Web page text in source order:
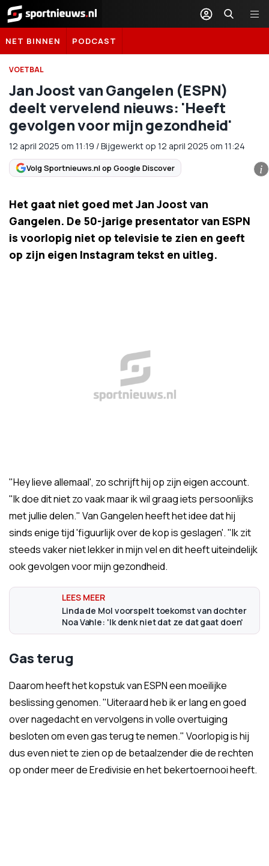
Sportnieuws.nl
NET BINNEN PODCAST
VOETBAL
Jan Joost van Gangelen (ESPN)
deelt vervelend nieuws: 'Heeft
gevolgen voor mijn gezondheid'
12 april 2025 om 11:19 /Bijgewerkt op 12 april 2025 om 11:24
Volg Sportnieuws.nl op Google Discover i
Het gaat niet goed met Jan Joost van
Gangelen. De 50-jarige presentator van ESPN
is voorlopig niet op televisie te zien en geeft
op zijn eigen Instagram tekst en uitleg.
"Hey lieve allemaal', zo schrijft hij op zijn eigen account.
"Ik doe dit niet zo vaak maar ik wil graag iets persoonlijks
met jullie delen." Van Gangelen heeft het idee dat hij
sinds enige tijd 'figuurlijk over de kop is geslagen'. "Ik zit
steeds vaker niet lekker in mijn vel en dit heeft uiteindelijk
ook gevolgen voor mijn gezondheid.
Linda de Mol voorspelt toekomst van dochter
Noa Vahle: 'Ik denk niet dat ze dat gaat doen'
Gas terug
Daarom heeft het kopstuk van ESPN een moeilijke
beslissing genomen. "Uiteraard heb ik er lang en goed
over nagedacht en vervolgens in volle overtuiging
besloten om even gas terug te nemen." Voorlopig is hij
dus even niet te zien op de betaalzender die de rechten
op onder meer de Eredivisie en het bekertoernooi heeft.